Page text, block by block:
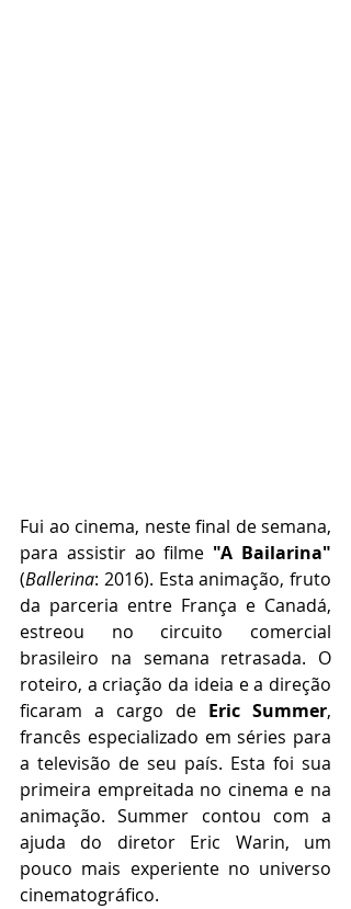
Fui ao cinema, neste final de semana,
para assistir ao filme "A Bailarina"
(Ballerina: 2016). Esta animação, fruto
da parceria entre França e Canadá,
estreou no circuito comercial
brasileiro na semana retrasada. O
roteiro, a criação da ideia e a direção
ficaram a cargo de Eric Summer,
francês especializado em séries para
a televisão de seu país. Esta foi sua
primeira empreitada no cinema e na
animação. Summer contou com a
ajuda do diretor Eric Warin, um
pouco mais experiente no universo
cinematográfico.